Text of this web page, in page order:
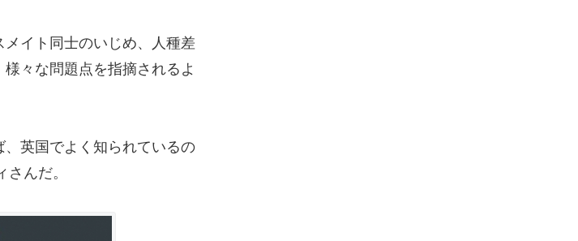
メイト同士のいじめ、人種差
々な問題点を指摘されるよ
英国でよく知られているの
んだ。